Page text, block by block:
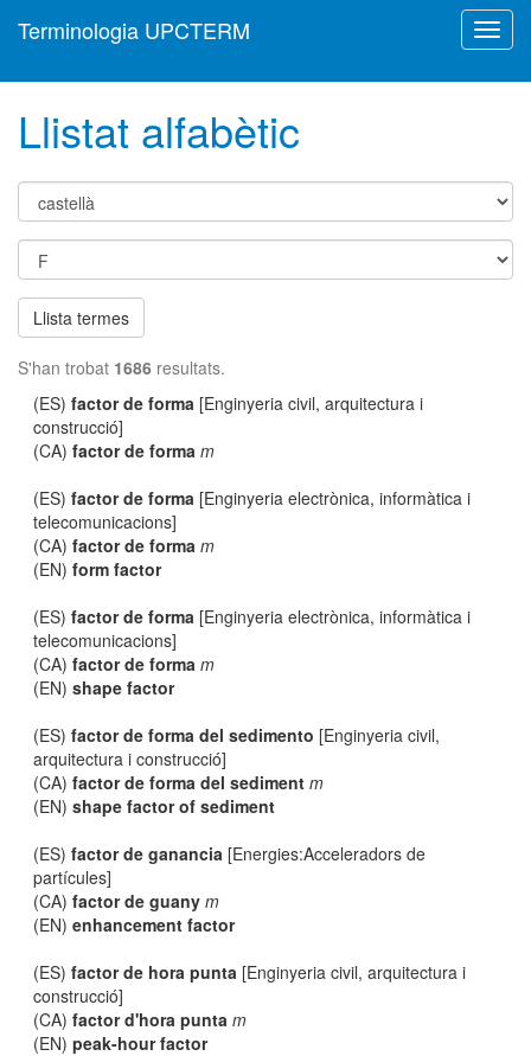
Terminologia UPCTERM
Llistat alfabètic
Llista termes
S'han trobat 1686 resultats.
(ES)factor de forma [Enginyeria civil, arquitectura i
construcció]
(CA)factor de forma m
(ES)factor de forma [Enginyeria electrònica, informàtica i
telecomunicacions]
(CA)factor de forma m
(EN)form factor
(ES)factor de forma [Enginyeria electrònica, informàtica i
telecomunicacions]
(CA)factor de forma m
(EN)shape factor
(ES)factor de forma del sedimento [Enginyeria civil,
arquitectura i construcció]
(CA)factor de forma del sediment m
(EN)shape factor of sediment
(ES)factor de ganancia [Energies:Acceleradors de
partícules]
(CA)factor de guany m
(EN)enhancement factor
(ES)factor de hora punta [Enginyeria civil, arquitectura i
construcció]
(CA)factor d'hora punta m
(EN)peak-hour factor